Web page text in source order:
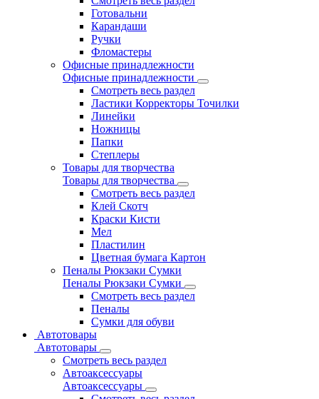
Готовальни
Карандаши
Ручки
Фломастеры
Офисные принадлежности
Офисные принадлежности
Смотреть весь раздел
Ластики Корректоры Точилки
Линейки
Ножницы
Папки
Степлеры
Товары для творчества
Товары для творчества
Смотреть весь раздел
Клей Скотч
Краски Кисти
Мел
Пластилин
Цветная бумага Картон
Пеналы Рюкзаки Сумки
Пеналы Рюкзаки Сумки
Смотреть весь раздел
Пеналы
Сумки для обуви
Автотовары
Автотовары
Смотреть весь раздел
Автоаксессуары
Автоаксессуары